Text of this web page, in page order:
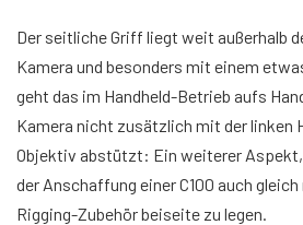
Der seitliche Griff liegt weit außerhalb
Kamera und besonders mit einem
geht das im Handheld-Betrieb aufs
Kamera nicht zusätzlich mit der linken
Objektiv abstützt: Ein weiterer
der Anschaffung einer C100 auch
Rigging-Zubehör beiseite zu legen.